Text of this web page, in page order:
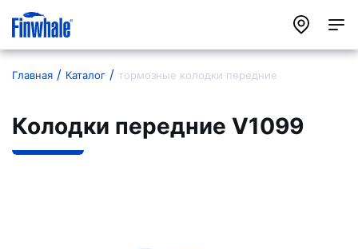
Главная Каталог тормозные колодки передние
Колодки передние V1099